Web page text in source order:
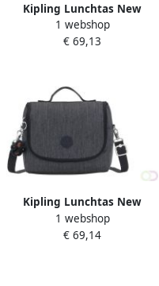
Kipling Lunchtas New
Kichirou True Pink
1 webshop
€ 69,13
Kipling Lunchtas New
Kichirou Marine Navy
1 webshop
€ 69,14